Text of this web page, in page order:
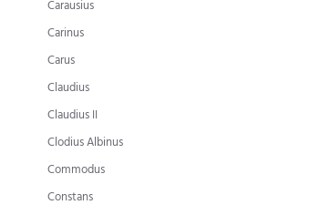
Carausius
Carinus
Carus
Claudius
Claudius II
Clodius Albinus
Commodus
Constans